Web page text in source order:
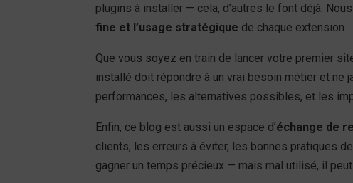
plugins à installer — cela, d’autres le font déjà.
fine et l’usage stratégique de chaque extension.
Que vous soyez en train de lancer votre premier
installé doit répondre à un vrai besoin métier et ne
performances, les alternatives possibles, et les
Enfin, ce blog est aussi un espace d’échange de
clients, les erreurs à éviter, les bonnes pratiques
gagner un temps précieux — mais mal utilisé, il